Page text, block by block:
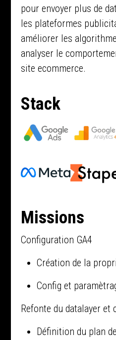
pour envoyer plus de
les plateformes
améliorer les
analyser le
site ecommerce.
Stack
Missions
Configuration GA4
Création de la
Config et
Refonte du datalayer et
Définition du plan